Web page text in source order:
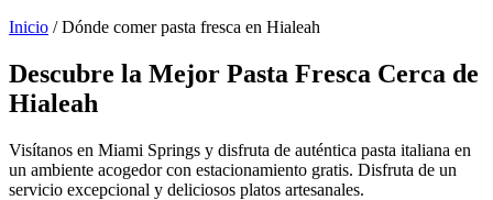
Inicio / Dónde comer pasta fresca en Hialeah
Descubre la Mejor Pasta Fresca Cerca de
Hialeah
Visítanos en Miami Springs y disfruta de auténtica pasta italiana en
un ambiente acogedor con estacionamiento gratis. Disfruta de un
servicio excepcional y deliciosos platos artesanales.